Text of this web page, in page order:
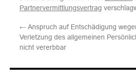
Partnervermittlungsvertrag
←Anspruch auf Entschädigung
Verletzung des allgemeinen
nicht vererbbar